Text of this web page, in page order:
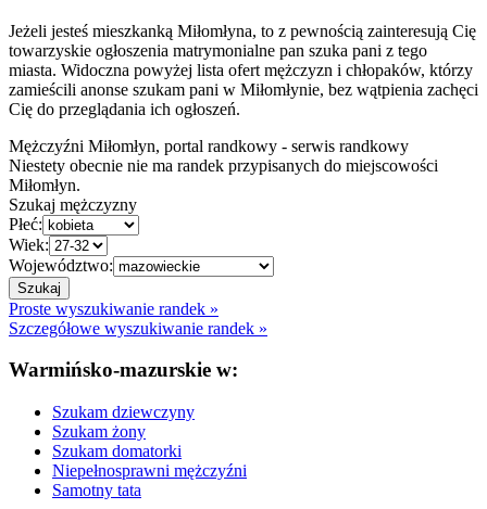
Jeżeli jesteś mieszkanką Miłomłyna, to z pewnością zainteresują Cię
towarzyskie ogłoszenia matrymonialne pan szuka pani z tego
miasta. Widoczna powyżej lista ofert mężczyzn i chłopaków, którzy
zamieścili anonse szukam pani w Miłomłynie, bez wątpienia zachęci
Cię do przeglądania ich ogłoszeń.
Mężczyźni Miłomłyn, portal randkowy - serwis randkowy
Niestety obecnie nie ma randek przypisanych do miejscowości
Miłomłyn.
Szukaj mężczyzny
Płeć:
Wiek:
Województwo:
Proste wyszukiwanie randek »
Szczegółowe wyszukiwanie randek »
Warmińsko-mazurskie w:
Szukam dziewczyny
Szukam żony
Szukam domatorki
Niepełnosprawni mężczyźni
Samotny tata